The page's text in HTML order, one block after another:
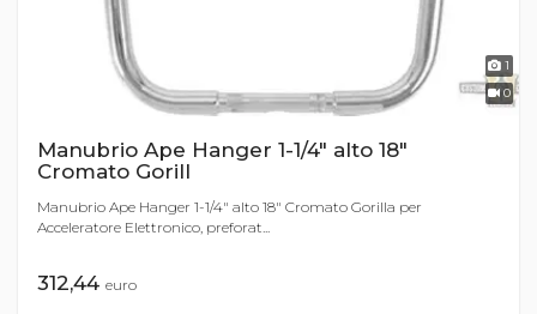
1
0
Manubrio Ape Hanger 1-1/4" alto 18"
Cromato Gorill
Manubrio Ape Hanger 1-1/4" alto 18" Cromato Gorilla per
Acceleratore Elettronico, preforat...
312,44 euro